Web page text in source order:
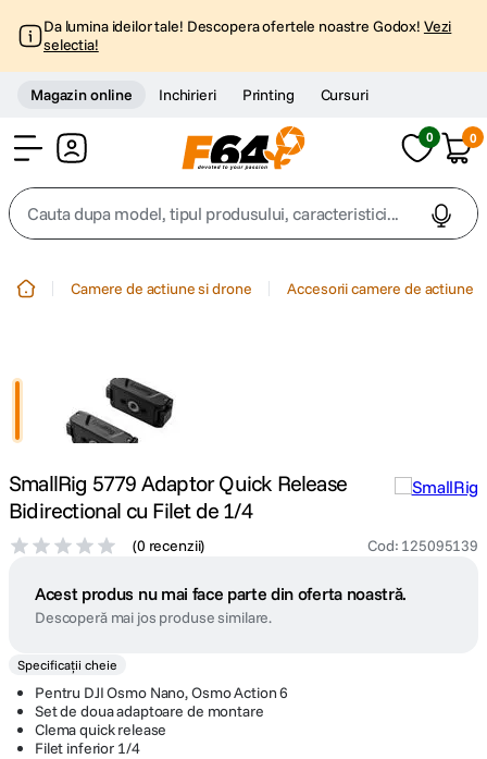
Da lumina ideilor tale! Descopera ofertele noastre Godox! Vezi
selectia!
Magazin online Inchirieri Printing Cursuri
0 0
Cauta dupa model, tipul produsului, caracteristici...
trepied
trepied telefon
. peak design
canon sx740 hs
6. lavaliera
8. ulanzi
9. insta 360
Camere de actiune si drone Accesorii camere de actiune
SmallRig 5779 Adaptor Quick Release
Bidirectional cu Filet de 1/4
(0 recenzii) Cod: 125095139
Acest produs nu mai face parte din oferta noastră.
Descoperă mai jos produse similare.
Specificații cheie
Pentru DJI Osmo Nano, Osmo Action 6
Set de doua adaptoare de montare
Clema quick release
Filet inferior 1/4